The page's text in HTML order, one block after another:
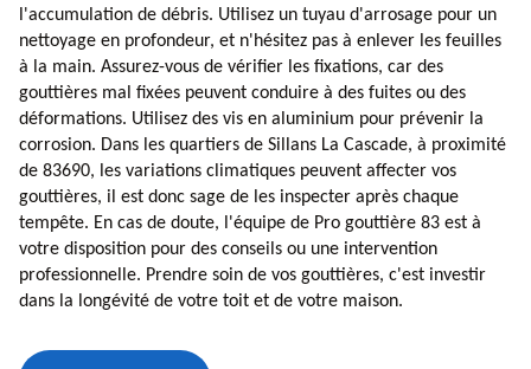
l'accumulation de débris. Utilisez un tuyau d'arrosage pour un
nettoyage en profondeur, et n'hésitez pas à enlever les feuilles
à la main. Assurez-vous de vérifier les fixations, car des
gouttières mal fixées peuvent conduire à des fuites ou des
déformations. Utilisez des vis en aluminium pour prévenir la
corrosion. Dans les quartiers de Sillans La Cascade, à proximité
de 83690, les variations climatiques peuvent affecter vos
gouttières, il est donc sage de les inspecter après chaque
tempête. En cas de doute, l'équipe de Pro gouttière 83 est à
votre disposition pour des conseils ou une intervention
professionnelle. Prendre soin de vos gouttières, c'est investir
dans la longévité de votre toit et de votre maison.